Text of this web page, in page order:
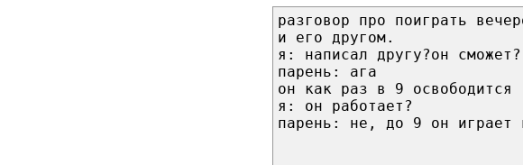
разговор про поиграть
и его другом.
я: написал другу?он сможет?
парень: ага
он как раз в 9 освободится
я: он работает?
парень: не, до 9 он